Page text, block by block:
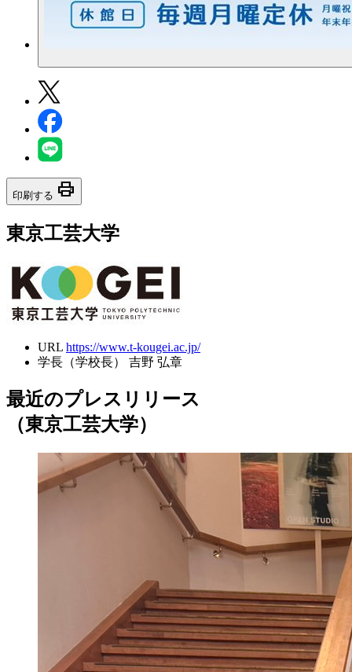
印刷する print
東京工芸大学
URL https://www.t-kougei.ac.jp/
学長（学校長）
吉野 弘章
最近のプレスリリース
（東京工芸大学）